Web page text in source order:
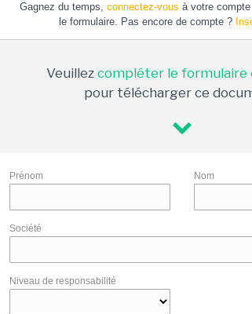
Gagnez du temps, connectez-vous à votre
le formulaire. Pas encore de compte ?
Veuillez compléter le formulaire
pour télécharger ce
Prénom Nom
Société
Niveau de responsabilité